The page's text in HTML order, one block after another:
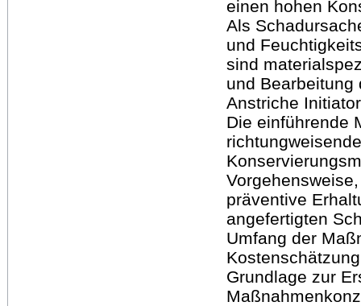
einen hohen
Als
und
sind
und
Anstriche
Die einführende
präventive
angefertigten
Umfang der
Grundlage zur